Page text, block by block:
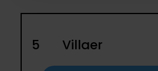
5 Villaer